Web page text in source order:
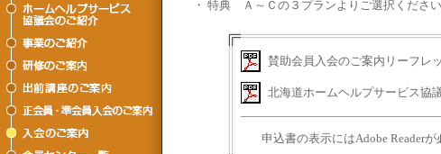
・ 特典 Ａ～Ｃの３プランよりご選択ください
賛助会員入会のご案内リーフレ
北海道ホームヘルプサービス協
申込書の表示にはAdobe Readerが